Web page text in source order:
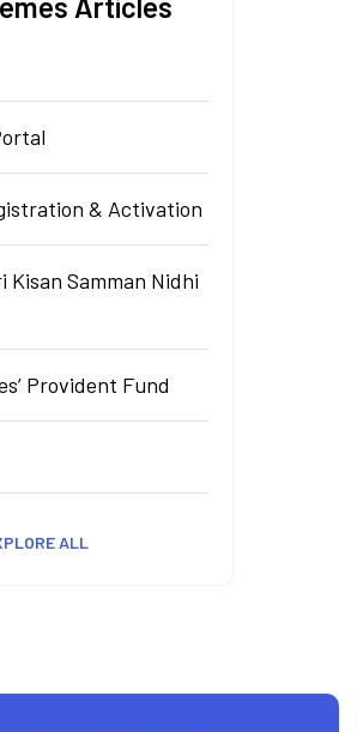
& Activation
Kisan Samman Nidhi
Provident Fund
ALL